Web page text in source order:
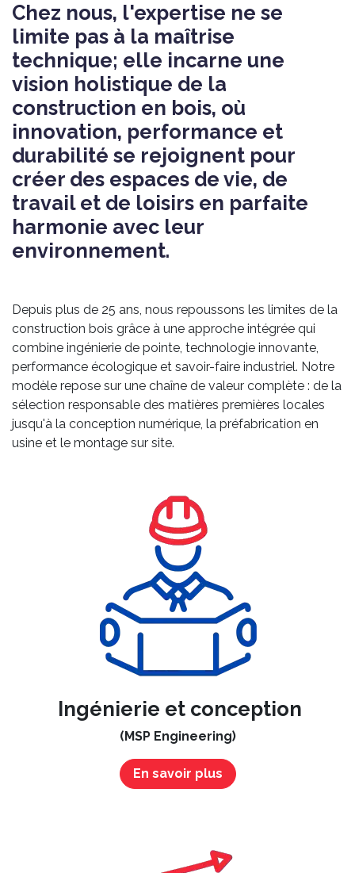
Chez nous, l'expertise ne se
limite pas à la maîtrise
technique; elle incarne une
vision holistique de la
construction en bois, où
innovation, performance et
durabilité se rejoignent pour
créer des espaces de vie, de
travail et de loisirs en parfaite
harmonie avec leur
environnement.
Depuis plus de 25 ans, nous repoussons les limites de la
construction bois grâce à une approche intégrée qui
combine ingénierie de pointe, technologie innovante,
performance écologique et savoir-faire industriel. Notre
modèle repose sur une chaîne de valeur complète : de la
sélection responsable des matières premières locales
jusqu'à la conception numérique, la préfabrication en
usine et le montage sur site.
Ingénierie et conception
(MSP Engineering)
En savoir plus